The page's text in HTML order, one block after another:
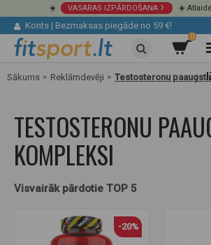
☀️ VASARAS IZPĀRDOŠANA ☀️
Konts | Bezmaksas piegāde no 59 €!
0
Sākums Reklāmdevēji Testosteronu
TESTOSTERONU
KOMPLEKSI
Visvairāk pārdotie TOP 5
-20%